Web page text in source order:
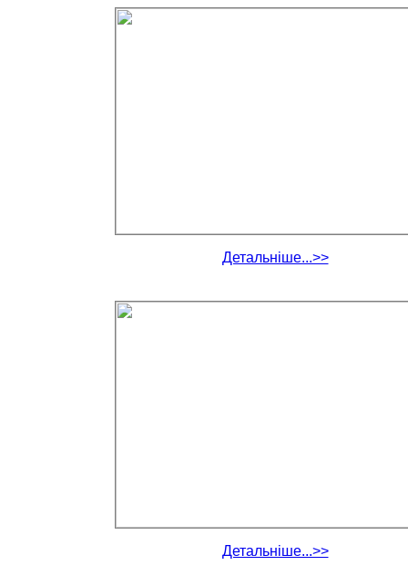
Детальніше...>>
Детальніше...>>